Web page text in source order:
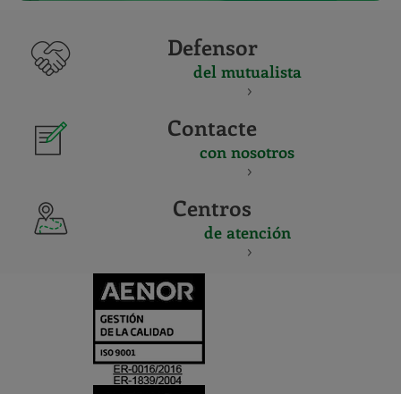
Defensor
del mutualista
Contacte
con nosotros
Centros
de atención